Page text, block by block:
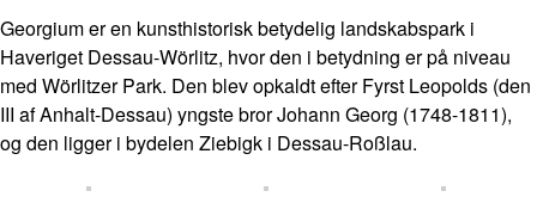
Georgiumer en kunsthistorisk betydelig landskabspark i
Haveriget Dessau-Wörlitz, hvor den i betydning er på niveau
med Wörlitzer Park. Den blev opkaldt efter Fyrst Leopolds (den
III af Anhalt-Dessau) yngste bror Johann Georg (1748-1811),
og den ligger i bydelen Ziebigk i Dessau-Roßlau.